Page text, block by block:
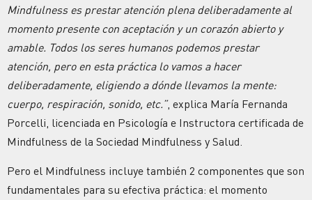
Mindfulness es prestar atención plena deliberadamente al
momento presente con aceptación y un corazón abierto y
amable. Todos los seres humanos podemos prestar
atención, pero en esta práctica lo vamos a hacer
deliberadamente, eligiendo a dónde llevamos la mente:
cuerpo, respiración, sonido, etc.”, explica María Fernanda
Porcelli, licenciada en Psicología e Instructora certificada de
Mindfulness de la Sociedad Mindfulness y Salud.
Pero el Mindfulness incluye también 2 componentes que son
fundamentales para su efectiva práctica: el momento